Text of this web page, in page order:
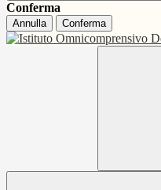
Conferma
Annulla Conferma